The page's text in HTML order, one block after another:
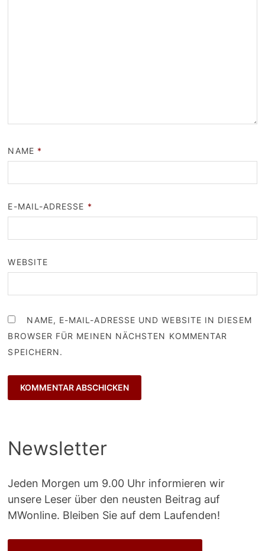
NAME *
E-MAIL-ADRESSE *
WEBSITE
NAME, E-MAIL-ADRESSE UND WEBSITE IN DIESEM
BROWSER FÜR MEINEN NÄCHSTEN KOMMENTAR
SPEICHERN.
Newsletter
Jeden Morgen um 9.00 Uhr informieren wir
unsere Leser über den neusten Beitrag auf
MWonline. Bleiben Sie auf dem Laufenden!